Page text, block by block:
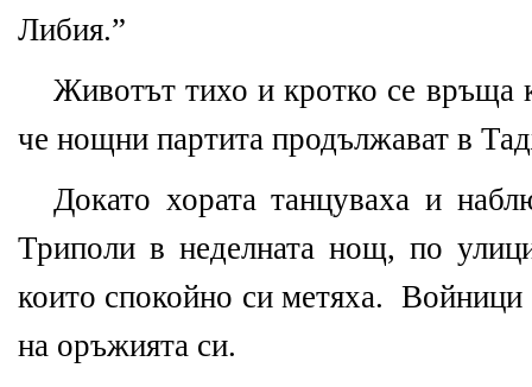
Либия.”
Животът тихо и кротко се връща
че нощни партита продължават в
Докато хората танцуваха и
Триполи в неделната нощ, по
които спокойно си метяха. Войници
на оръжията си.